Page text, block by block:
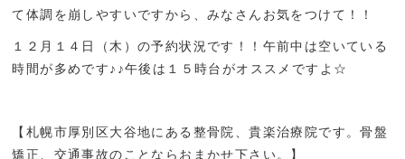
て体調を崩しやすいですから、みなさんお気をつけて！！
１２月１４日（木）の予約状況です！！午前中は空いている
時間が多めです♪♪午後は１５時台がオススメですよ☆
【札幌市厚別区大谷地にある整骨院、貴楽治療院です。骨盤
矯正、交通事故のことならおまかせ下さい。】